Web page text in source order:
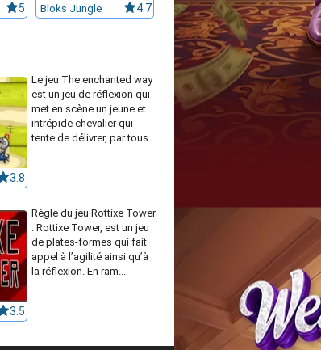
5 Bloks Jungle 4.7
3.8
Le jeu The enchanted way
est un jeu de réflexion qui
met en scène un jeune et
intrépide chevalier qui
tente de délivrer, par tous...
3.5
Règle du jeu Rottixe Tower
: Rottixe Tower, est un jeu
de plates-formes qui fait
appel à l’agilité ainsi qu’à
la réflexion. En ram...